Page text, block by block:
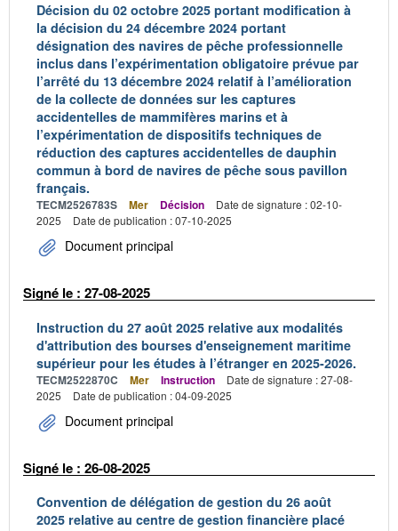
Décision du 02 octobre 2025 portant modification à
la décision du 24 décembre 2024 portant
désignation des navires de pêche professionnelle
inclus dans l’expérimentation obligatoire prévue par
l’arrêté du 13 décembre 2024 relatif à l’amélioration
de la collecte de données sur les captures
accidentelles de mammifères marins et à
l’expérimentation de dispositifs techniques de
réduction des captures accidentelles de dauphin
commun à bord de navires de pêche sous pavillon
français.
TECM2526783S Mer Décision
Date de signature : 02-10-
2025
Date de publication : 07-10-2025
Document principal
Signé le : 27-08-2025
Instruction du 27 août 2025 relative aux modalités
d'attribution des bourses d'enseignement maritime
supérieur pour les études à l’étranger en 2025-2026.
TECM2522870C Mer Instruction
Date de signature : 27-08-
2025
Date de publication : 04-09-2025
Document principal
Signé le : 26-08-2025
Convention de délégation de gestion du 26 août
2025 relative au centre de gestion financière placé